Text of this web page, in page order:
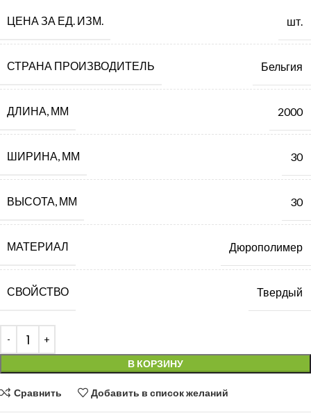
ЦЕНА ЗА ЕД. ИЗМ. шт.
СТРАНА ПРОИЗВОДИТЕЛЬ Бельгия
ДЛИНА, ММ 2000
ШИРИНА, ММ 30
ВЫСОТА, ММ 30
МАТЕРИАЛ Дюрополимер
СВОЙСТВО Твердый
В КОРЗИНУ
Сравнить Добавить в список желаний